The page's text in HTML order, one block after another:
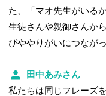
た、「マオ先生がいる
生徒さんや親御さんか
びややりがいにつなが
田中あみさん
私たちは同じフレーズ